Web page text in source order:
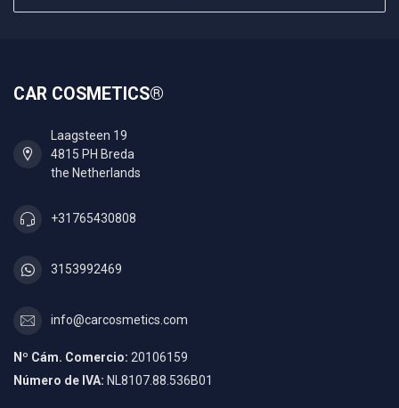
CAR COSMETICS®
Laagsteen 19
4815 PH Breda
the Netherlands
+31765430808
3153992469
info@carcosmetics.com
Nº Cám. Comercio: 20106159
Número de IVA: NL8107.88.536B01